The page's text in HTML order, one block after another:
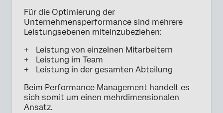
Für die Optimierung der
Unternehmensperformance sind mehrere
Leistungsebenen miteinzubeziehen:
Leistung von einzelnen Mitarbeitern
Leistung im Team
Leistung in der gesamten Abteilung
Beim Performance Management handelt es
sich somit um einen mehrdimensionalen
Ansatz.